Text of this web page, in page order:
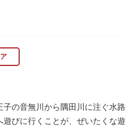
の音無川から隅田川に注ぐ水
びに行くことが、ぜいたくな